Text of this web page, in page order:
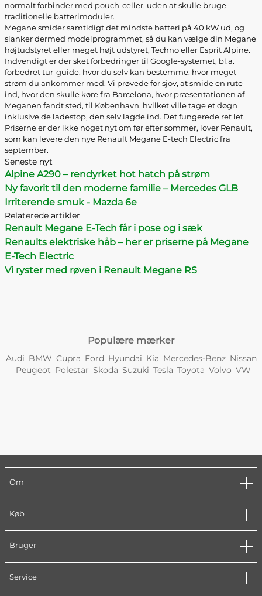
normalt forbinder med pouch-celler, uden at skulle bruge
traditionelle batterimoduler.
Megane smider samtidigt det mindste batteri på 40 kW ud, og
slanker dermed modelprogrammet, så du kan vælge din Megane
højtudstyret eller meget højt udstyret, Techno eller Esprit Alpine.
Indvendigt er der sket forbedringer til Google-systemet, bl.a.
forbedret tur-guide, hvor du selv kan bestemme, hvor meget
strøm du ankommer med. Vi prøvede for sjov, at smide en rute
ind, hvor den skulle køre fra Barcelona, hvor præsentationen af
Meganen fandt sted, til København, hvilket ville tage et døgn
inklusive de ladestop, den selv lagde ind. Det fungerede ret let.
Priserne er der ikke noget nyt om før efter sommer, lover Renault,
som kan levere den nye Renault Megane E-tech Electric fra
september.
Seneste nyt
Alpine A290 – rendyrket hot hatch på strøm
Ny favorit til den moderne familie – Mercedes GLB
Irriterende smuk - Mazda 6e
Relaterede artikler
Renault Megane E-Tech får i pose og i sæk
Renaults elektriske håb – her er priserne på Megane
E-Tech Electric
Vi ryster med røven i Renault Megane RS
Populære mærker
Audi–BMW–Cupra–Ford–Hyundai–Kia–Mercedes-Benz–Nissan
–Peugeot–Polestar–Skoda–Suzuki–Tesla–Toyota–Volvo–VW
Om
Køb
Bruger
Service